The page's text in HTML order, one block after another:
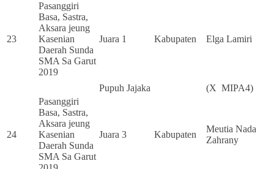
23
Pasanggiri
Basa, Sastra,
Aksara jeung
Kasenian
Daerah Sunda
SMA Sa Garut
2019
Juara 1 Kabupaten Elga Lamiri
Pupuh Jajaka (X MIPA4)
24
Pasanggiri
Basa, Sastra,
Aksara jeung
Kasenian
Daerah Sunda
SMA Sa Garut
Juara 3 Kabupaten
Meutia Nada
Zahrany